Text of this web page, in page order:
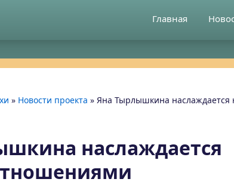
Главная
» Новости проекта » Яна Тырлышкина наслаждается
наслаждается